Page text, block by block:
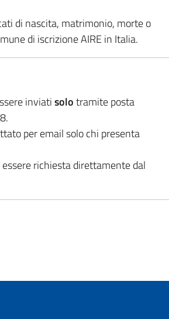
di nascita, matrimonio, morte o
di iscrizione AIRE in Italia.
inviatisolotramite posta
per email solo chi presenta
richiesta direttamente dal